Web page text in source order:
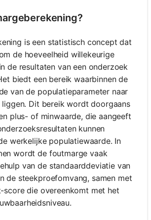
is een statistisch concept dat
de hoeveelheid willekeurige
de resultaten van een onderzoek
biedt een bereik waarbinnen de
van de populatieparameter naar
Dit bereik wordt doorgaans
plus- of minwaarde, die aangeeft
kunnen
werkelijke populatiewaarde. In
wordt de foutmarge vaak
van de standaarddeviatie van
de steekproefomvang, samen met
die overeenkomt met het